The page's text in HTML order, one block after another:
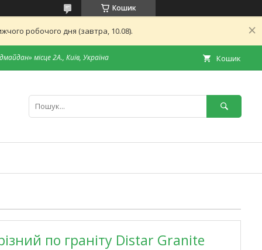
Кошик
робочого дня (завтра, 10.08).
місце 2А., Київ, Україна Кошик
по граніту Distar Granite